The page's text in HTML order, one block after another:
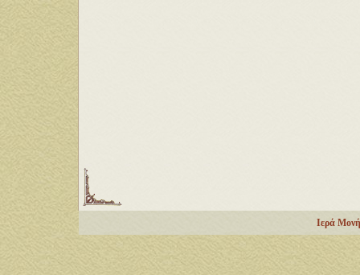
Ιερά